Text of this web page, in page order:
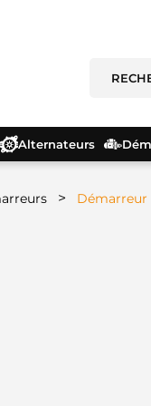
Alternateurs
> Démarreur